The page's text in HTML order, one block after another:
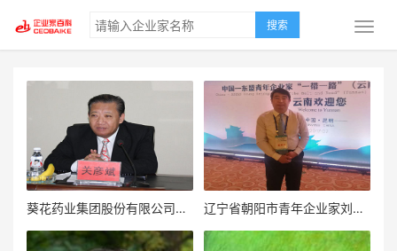
搜索
葵花药业集团股份有限公司总裁关彦斌 辽宁省朝阳市青年企业家刘子铖